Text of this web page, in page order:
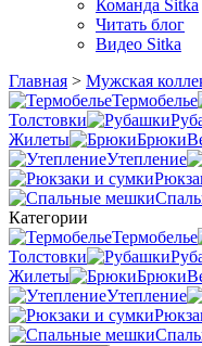
Команда Sitka
Читать блог
Видео Sitka
Главная > Мужская
Термобелье
Толстовки
Жилеты
Брюки
Утепление
Категории
Термобелье
Толстовки
Жилеты
Брюки
Утепление